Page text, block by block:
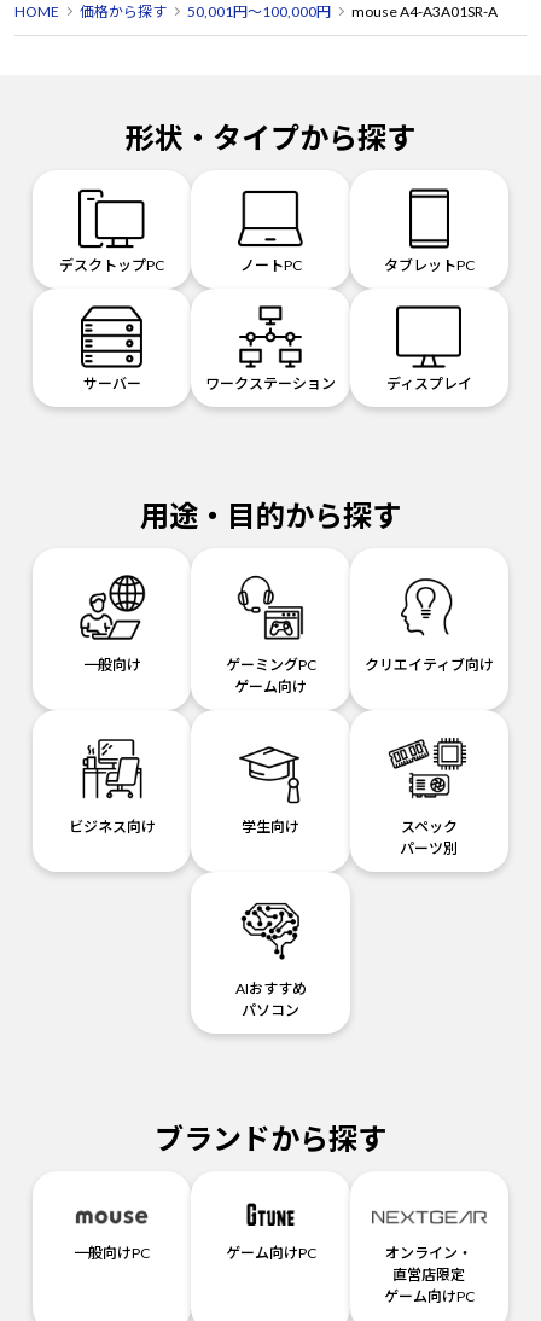
HOME 価格から探す 50,001円～100,000円 mouse A4-A3A01SR-A
形状・タイプから探す
デスクトップPC ノートPC タブレットPC
サーバー ワークステーション ディスプレイ
用途・目的から探す
一般向け
ゲーミングPC
ゲーム向け
クリエイティブ向け
ビジネス向け 学生向け
スペック
パーツ別
AIおすすめ
パソコン
ブランドから探す
一般向けPC ゲーム向けPC
オンライン・
直営店限定
ゲーム向けPC